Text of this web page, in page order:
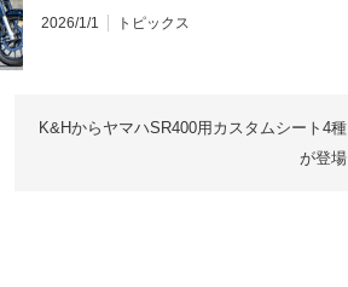
2026/1/1 トピックス
K&HからヤマハSR400用カスタムシート4種
が登場